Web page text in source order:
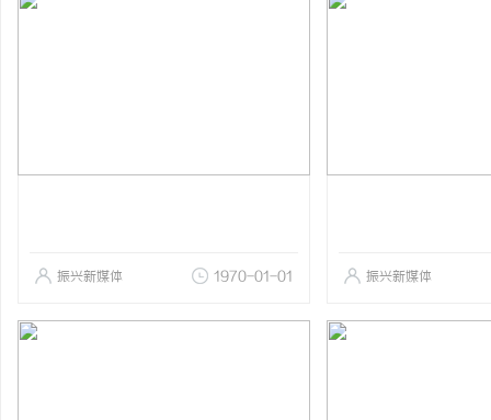
振兴新媒体 1970-01-01 振兴新媒体